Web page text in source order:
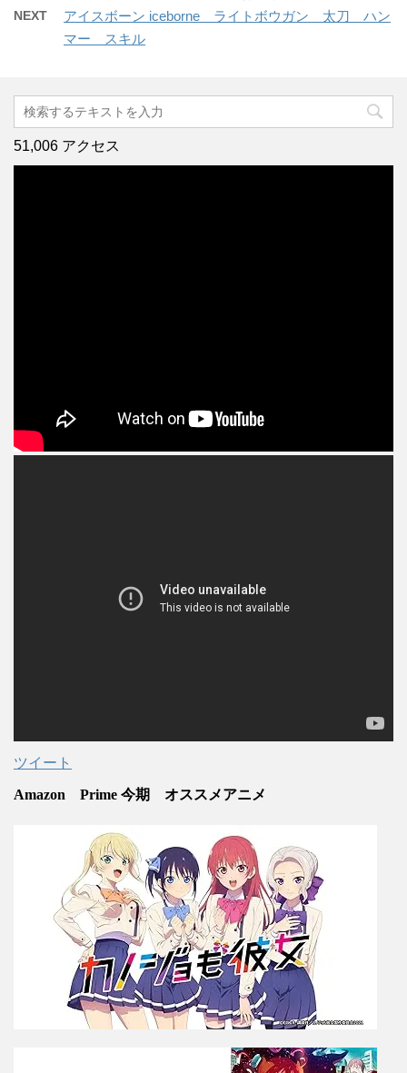
NEXT
アイスボーン iceborne ライトボウガン 太刀 ハン
マー スキル
51,006 アクセス
ツイート
Amazon Prime 今期 オススメアニメ